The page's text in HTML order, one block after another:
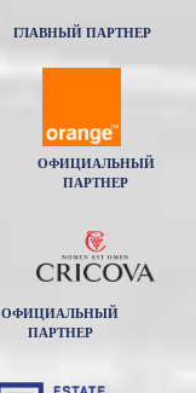
ГЛАВНЫЙ ПАРТНЕР
ОФИЦИАЛЬНЫЙ
ПАРТНЕР
ОФИЦИАЛЬНЫЙ
ПАРТНЕР